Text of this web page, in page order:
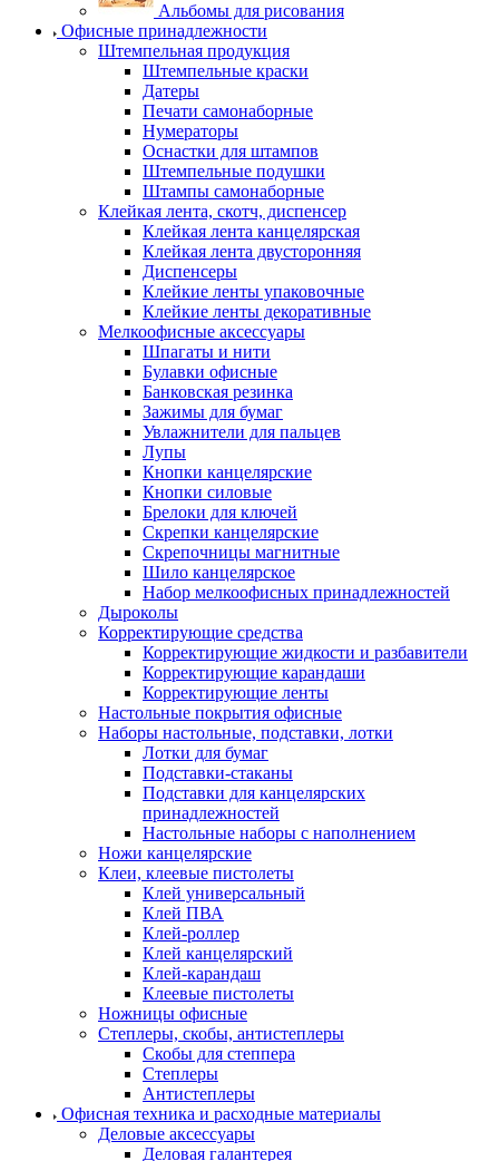
Альбомы для рисования
Офисные принадлежности
Штемпельная продукция
Штемпельные краски
Датеры
Печати самонаборные
Нумераторы
Оснастки для штампов
Штемпельные подушки
Штампы самонаборные
Клейкая лента, скотч, диспенсер
Клейкая лента канцелярская
Клейкая лента двусторонняя
Диспенсеры
Клейкие ленты упаковочные
Клейкие ленты декоративные
Мелкоофисные аксессуары
Шпагаты и нити
Булавки офисные
Банковская резинка
Зажимы для бумаг
Увлажнители для пальцев
Лупы
Кнопки канцелярские
Кнопки силовые
Брелоки для ключей
Скрепки канцелярские
Скрепочницы магнитные
Шило канцелярское
Набор мелкоофисных принадлежностей
Дыроколы
Корректирующие средства
Корректирующие жидкости и разбавители
Корректирующие карандаши
Корректирующие ленты
Настольные покрытия офисные
Наборы настольные, подставки, лотки
Лотки для бумаг
Подставки-стаканы
Подставки для канцелярских
принадлежностей
Настольные наборы с наполнением
Ножи канцелярские
Клеи, клеевые пистолеты
Клей универсальный
Клей ПВА
Клей-роллер
Клей канцелярский
Клей-карандаш
Клеевые пистолеты
Ножницы офисные
Степлеры, скобы, антистеплеры
Скобы для степпера
Степлеры
Антистеплеры
Офисная техника и расходные материалы
Деловые аксессуары
Деловая галантерея